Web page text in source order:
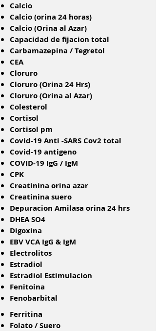
Calcio
Calcio (orina 24 horas)
Calcio (Orina al Azar)
Capacidad de fijacion total
Carbamazepina / Tegretol
CEA
Cloruro
Cloruro (Orina 24 Hrs)
Cloruro (Orina al Azar)
Colesterol
Cortisol
Cortisol pm
Covid-19 Anti -SARS Cov2 total
Covid-19 antigeno
COVID-19 IgG / IgM
CPK
Creatinina orina azar
Creatinina suero
Depuracion Amilasa orina 24 hrs
DHEA SO4
Digoxina
EBV VCA IgG & IgM
Electrolitos
Estradiol
Estradiol Estimulacion
Fenitoina
Fenobarbital
​Ferritina
Folato / Suero